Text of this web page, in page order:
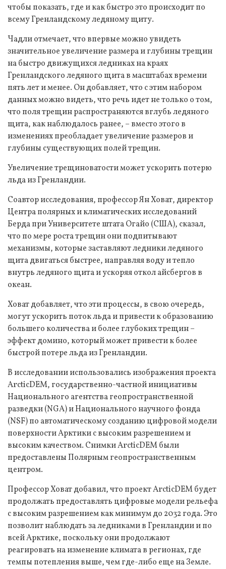
чтобы показать, где и как быстро это происходит по
всему Гренландскому ледяному щиту.
Чадли отмечает, что впервые можно увидеть
значительное увеличение размера и глубины трещин
на быстро движущихся ледниках на краях
Гренландского ледяного щита в масштабах времени
пять лет и менее. Он добавляет, что с этим набором
данных можно видеть, что речь идет не только о том,
что поля трещин распространяются вглубь ледяного
щита, как наблюдалось ранее, – вместо этого в
изменениях преобладает увеличение размеров и
глубины существующих полей трещин.
Увеличение трещиноватости может ускорить потерю
льда из Гренландии.
Соавтор исследования, профессор Ян Ховат, директор
Центра полярных и климатических исследований
Берда при Университете штата Огайо (США), сказал,
что по мере роста трещин они подпитывают
механизмы, которые заставляют ледники ледяного
щита двигаться быстрее, направляя воду и тепло
внутрь ледяного щита и ускоряя откол айсбергов в
океан.
Ховат добавляет, что эти процессы, в свою очередь,
могут ускорить поток льда и привести к образованию
большего количества и более глубоких трещин –
эффект домино, который может привести к более
быстрой потере льда из Гренландии.
В исследовании использовались изображения проекта
ArcticDEM, государственно-частной инициативы
Национального агентства геопространственной
разведки (NGA) и Национального научного фонда
(NSF) по автоматическому созданию цифровой модели
поверхности Арктики с высоким разрешением и
высоким качеством. Снимки ArcticDEM были
предоставлены Полярным геопространственным
центром.
Профессор Ховат добавил, что проект ArcticDEM будет
продолжать предоставлять цифровые модели рельефа
с высоким разрешением как минимум до 2032 года. Это
позволит наблюдать за ледниками в Гренландии и по
всей Арктике, поскольку они продолжают
реагировать на изменение климата в регионах, где
темпы потепления выше, чем где-либо еще на Земле.